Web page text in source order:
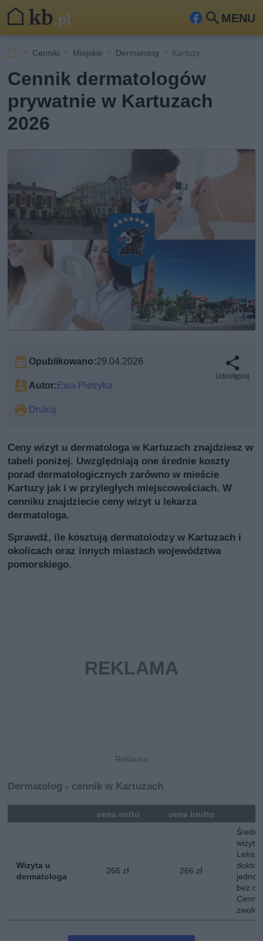
MENU
Fa
ook
Szu
Cenniki Miejskie Dermatolog Kartuzy
Cennik dermatologów
prywatnie w Kartuzach
2026
Opublikowano:29.04.2026
Autor: Ewa Pietryka
Drukuj
Udostępnij
Ceny wizyt u dermatologa w Kartuzach znajdziesz w
tabeli poniżej. Uwzględniają one średnie koszty
porad dermatologicznych zarówno w mieście
Kartuzy jak i w przyległych miejscowościach. W
cenniku znajdziecie ceny wizyt u lekarza
dermatologa.
Sprawdź, ile kosztują dermatolodzy w Kartuzach i
okolicach oraz innych miastach województwa
pomorskiego.
Dermatolog - cennik w Kartuzach
cena netto cena brutto
Wizyta u
dermatologa
266 zł 266 zł
Średni
wizyty
bez